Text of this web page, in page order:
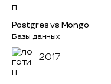
Postgres vs Mongo
Базы данных
2017